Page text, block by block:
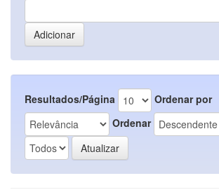
Resultados/Página
Ordenar por
Ordenar